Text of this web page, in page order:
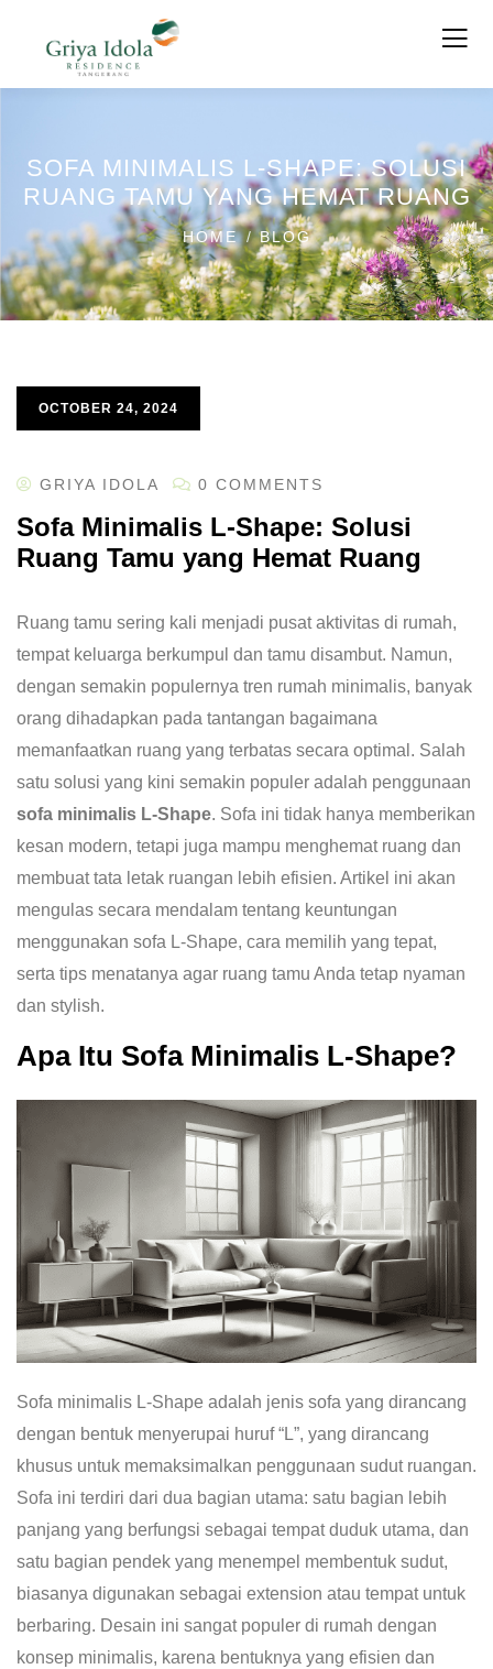
SOFA MINIMALIS L-SHAPE: SOLUSI
RUANG TAMU YANG HEMAT RUANG
HOME BLOG
OCTOBER 24, 2024
GRIYA IDOLA 0 COMMENTS
Sofa Minimalis L-Shape: Solusi
Ruang Tamu yang Hemat Ruang
Ruang tamu sering kali menjadi pusat aktivitas di rumah,
tempat keluarga berkumpul dan tamu disambut. Namun,
dengan semakin populernya tren rumah minimalis, banyak
orang dihadapkan pada tantangan bagaimana
memanfaatkan ruang yang terbatas secara optimal. Salah
satu solusi yang kini semakin populer adalah penggunaan
sofa minimalis L-Shape. Sofa ini tidak hanya memberikan
kesan modern, tetapi juga mampu menghemat ruang dan
membuat tata letak ruangan lebih efisien. Artikel ini akan
mengulas secara mendalam tentang keuntungan
menggunakan sofa L-Shape, cara memilih yang tepat,
serta tips menatanya agar ruang tamu Anda tetap nyaman
dan stylish.
Apa Itu Sofa Minimalis L-Shape?
Sofa minimalis L-Shape adalah jenis sofa yang dirancang
dengan bentuk menyerupai huruf “L”, yang dirancang
khusus untuk memaksimalkan penggunaan sudut ruangan.
Sofa ini terdiri dari dua bagian utama: satu bagian lebih
panjang yang berfungsi sebagai tempat duduk utama, dan
satu bagian pendek yang menempel membentuk sudut,
biasanya digunakan sebagai extension atau tempat untuk
berbaring. Desain ini sangat populer di rumah dengan
konsep minimalis, karena bentuknya yang efisien dan